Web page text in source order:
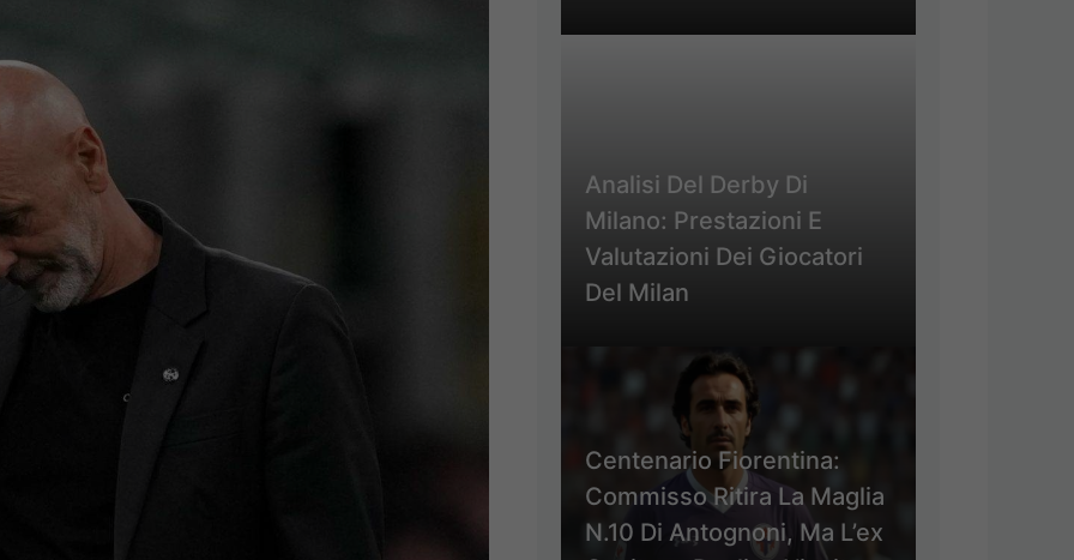
Analisi Del Derby Di
Milano: Prestazioni E
Valutazioni Dei Giocatori
Del Milan
Centenario Fiorentina:
Commisso Ritira La Maglia
N.10 Di Antognoni, Ma L’ex